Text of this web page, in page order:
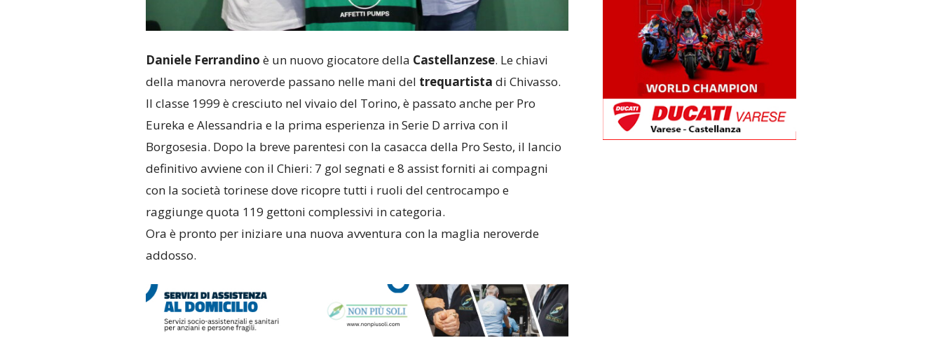
Daniele Ferrandino è un nuovo giocatore della Castellanzese. Le chiavi
della manovra neroverde passano nelle mani del trequartista di Chivasso.
Il classe 1999 è cresciuto nel vivaio del Torino, è passato anche per Pro
Eureka e Alessandria e la prima esperienza in Serie D arriva con il
Borgosesia. Dopo la breve parentesi con la casacca della Pro Sesto, il lancio
definitivo avviene con il Chieri: 7 gol segnati e 8 assist forniti ai compagni
con la società torinese dove ricopre tutti i ruoli del centrocampo e
raggiunge quota 119 gettoni complessivi in categoria.
Ora è pronto per iniziare una nuova avventura con la maglia neroverde
addosso.